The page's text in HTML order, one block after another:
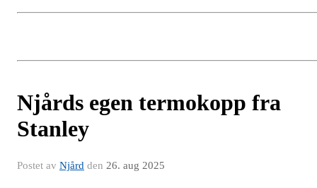
Njårds egen termokopp fra
Stanley
Postet av Njård den 26. aug 2025